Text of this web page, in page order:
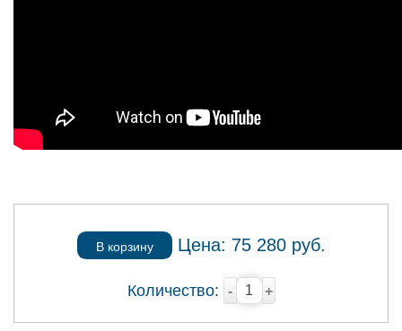
В корзину Цена: 75 280руб.
Количество: - +